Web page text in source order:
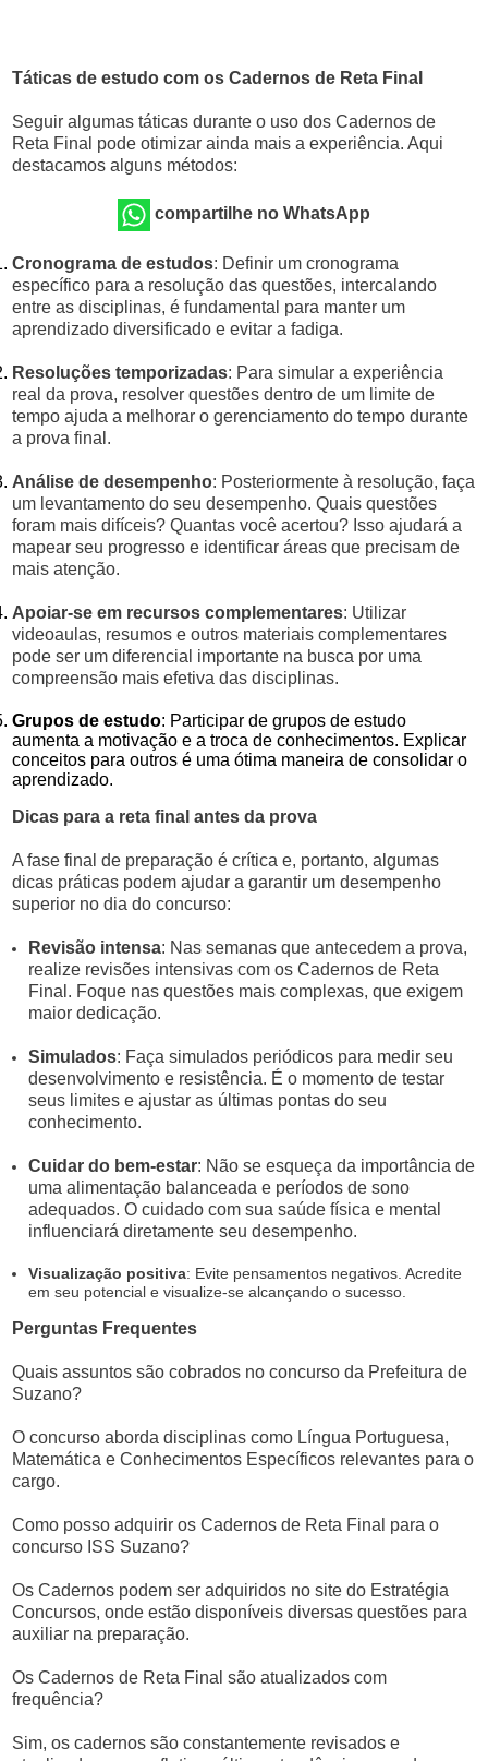
Táticas de estudo com os Cadernos de Reta Final
Seguir algumas táticas durante o uso dos Cadernos de
Reta Final pode otimizar ainda mais a experiência. Aqui
destacamos alguns métodos:
compartilhe no WhatsApp
Cronograma de estudos: Definir um cronograma
específico para a resolução das questões, intercalando
entre as disciplinas, é fundamental para manter um
aprendizado diversificado e evitar a fadiga.
Resoluções temporizadas: Para simular a experiência
real da prova, resolver questões dentro de um limite de
tempo ajuda a melhorar o gerenciamento do tempo durante
a prova final.
Análise de desempenho: Posteriormente à resolução, faça
um levantamento do seu desempenho. Quais questões
foram mais difíceis? Quantas você acertou? Isso ajudará a
mapear seu progresso e identificar áreas que precisam de
mais atenção.
Apoiar-se em recursos complementares: Utilizar
videoaulas, resumos e outros materiais complementares
pode ser um diferencial importante na busca por uma
compreensão mais efetiva das disciplinas.
Grupos de estudo: Participar de grupos de estudo
aumenta a motivação e a troca de conhecimentos. Explicar
conceitos para outros é uma ótima maneira de consolidar o
aprendizado.
Dicas para a reta final antes da prova
A fase final de preparação é crítica e, portanto, algumas
dicas práticas podem ajudar a garantir um desempenho
superior no dia do concurso:
Revisão intensa: Nas semanas que antecedem a prova,
realize revisões intensivas com os Cadernos de Reta
Final. Foque nas questões mais complexas, que exigem
maior dedicação.
Simulados: Faça simulados periódicos para medir seu
desenvolvimento e resistência. É o momento de testar
seus limites e ajustar as últimas pontas do seu
conhecimento.
Cuidar do bem-estar: Não se esqueça da importância de
uma alimentação balanceada e períodos de sono
adequados. O cuidado com sua saúde física e mental
influenciará diretamente seu desempenho.
Visualização positiva: Evite pensamentos negativos. Acredite
em seu potencial e visualize-se alcançando o sucesso.
Perguntas Frequentes
Quais assuntos são cobrados no concurso da Prefeitura de
Suzano?
O concurso aborda disciplinas como Língua Portuguesa,
Matemática e Conhecimentos Específicos relevantes para o
cargo.
Como posso adquirir os Cadernos de Reta Final para o
concurso ISS Suzano?
Os Cadernos podem ser adquiridos no site do Estratégia
Concursos, onde estão disponíveis diversas questões para
auxiliar na preparação.
Os Cadernos de Reta Final são atualizados com
frequência?
Sim, os cadernos são constantemente revisados e